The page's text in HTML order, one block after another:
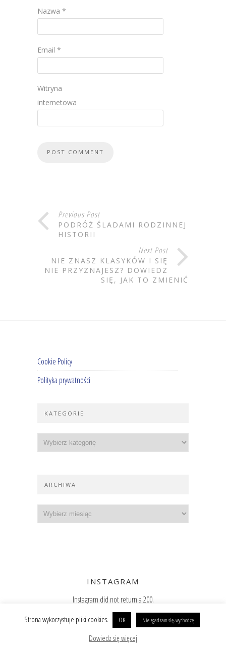
Nazwa *
Email *
Witryna
internetowa
Previous Post
PODRÓŻ ŚLADAMI RODZINNEJ
HISTORII
Next Post
NIE ZNASZ KLASYKÓW I SIĘ
NIE PRZYZNAJESZ? DOWIEDZ
SIĘ, JAK TO ZMIENIĆ
Cookie Policy
Polityka prywatności
KATEGORIE
ARCHIWA
INSTAGRAM
Instagram did not return a 200.
Zajrzyj też na Instagram
Copyright @ 2019 Paulina Surniak
Strona wykorzystuje pliki cookies. OK Nie zgadzam się, wychodzę
Dowiedz się więcej